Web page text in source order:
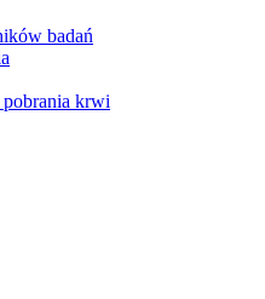
badań
krwi